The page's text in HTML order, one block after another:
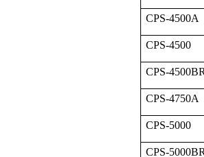
CPS-4500A
CPS-4500
CPS-
CPS-4750A
CPS-5000
CPS-